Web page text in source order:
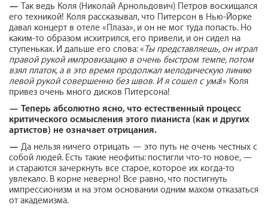
— Так ведь Коля (Николай Арнольдович) Петров восхищался
его техникой! Коля рассказывал, что Питерсон в Нью-Йорке
давал концерт в отеле «Плаза», и он не мог туда попасть. Но
каким-то образом исхитрился, его привели, и он сидел на
ступеньках. И дальше его слова: «Ты представляешь, он играл
правой рукой импровизацию в очень быстром темпе, потом
взял платок, а в это время продолжал мелодическую линию
левой рукой совершенно без швов. И я сошел с ума!» Коля
привез очень много дисков Питерсона!
— Теперь абсолютно ясно, что естественный процесс
критического осмысления этого пианиста (как и других
артистов) не означает отрицания.
— Да нельзя ничего отрицать — это путь не очень честных с
собой людей. Есть такие неофиты: постигли что-то новое, —
и стараются зачеркнуть все старое, которое их когда-то
увлекало. В корне неверно! Все равно, что постигнуть
импрессионизм и на этом основании одним махом отказаться
от академизма.